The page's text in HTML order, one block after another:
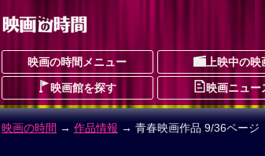
映画の時間メニュー 上映中の映
映画館を探す 映画ニュー
映画の時間 → 作品情報 → 青春映画作品 9/36ページ